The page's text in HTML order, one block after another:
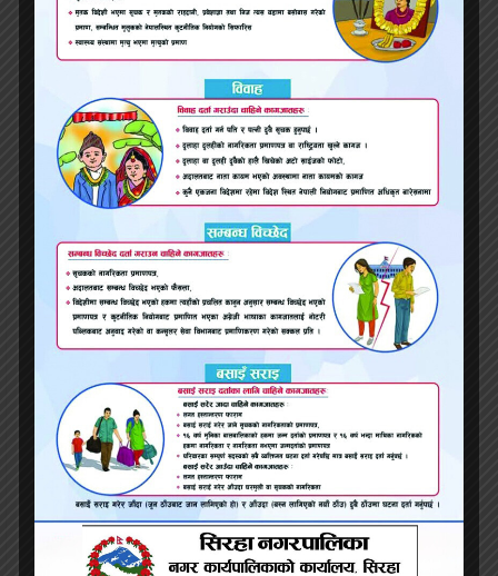
लहानको सिटी ग्लोबल स्कुलमा विज्ञान तथा कला प्रदर्शनीः
मेयर चौधरीद्वारा विद्यार्थीको सिर्जनशीलताको प्रशंसा